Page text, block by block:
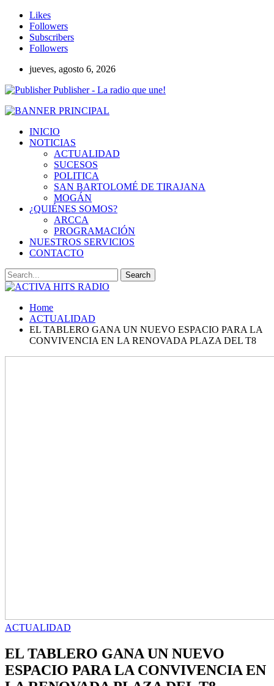
Likes
Followers
Subscribers
Followers
jueves, agosto 6, 2026
Publisher - La radio que une!
INICIO
NOTICIAS
ACTUALIDAD
SUCESOS
POLITICA
SAN BARTOLOMÉ DE TIRAJANA
MOGÁN
¿QUIÉNES SOMOS?
ARCCA
PROGRAMACIÓN
NUESTROS SERVICIOS
CONTACTO
Home
ACTUALIDAD
EL TABLERO GANA UN NUEVO ESPACIO PARA LA
CONVIVENCIA EN LA RENOVADA PLAZA DEL T8
ACTUALIDAD
EL TABLERO GANA UN NUEVO
ESPACIO PARA LA CONVIVENCIA EN